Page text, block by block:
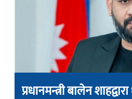
प्रधानमन्त्री बालेन